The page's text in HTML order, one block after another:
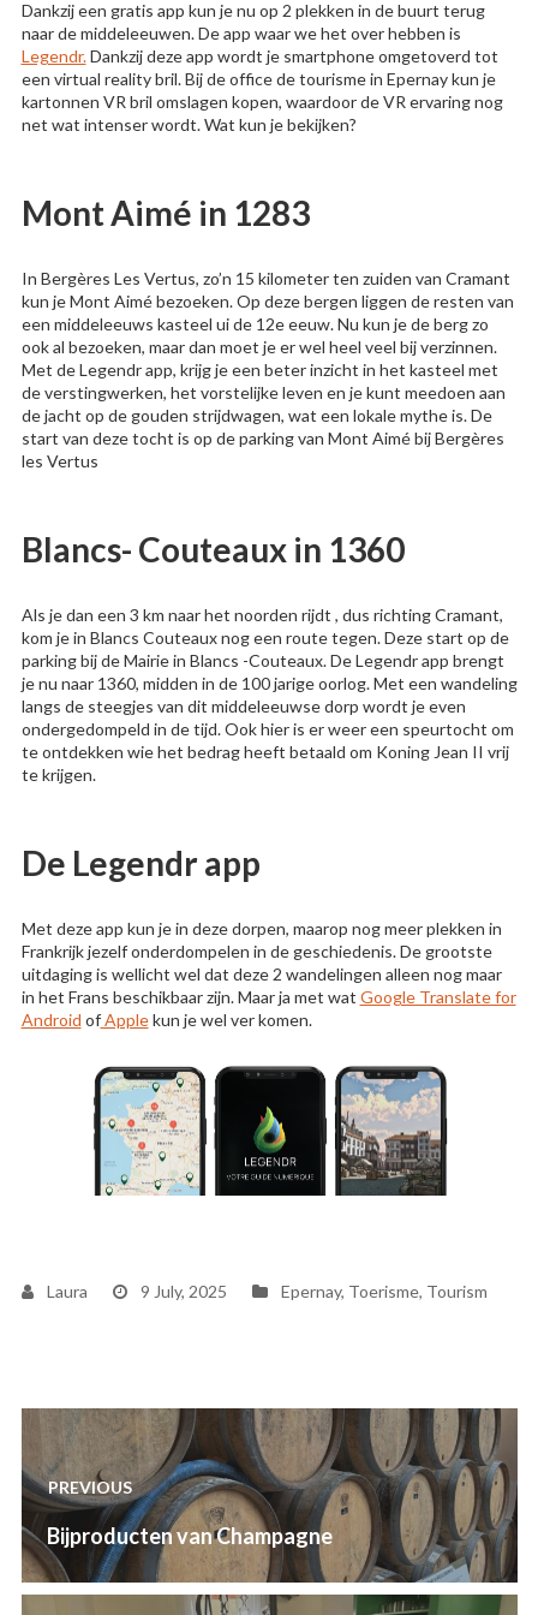
Dankzij een gratis app kun je nu op 2 plekken in de buurt terug
naar de middeleeuwen. De app waar we het over hebben is
Legendr.Dankzij deze app wordt je smartphone omgetoverd tot
een virtual reality bril. Bij de office de tourisme in Epernay kun je
kartonnen VR bril omslagen kopen, waardoor de VR ervaring nog
net wat intenser wordt. Wat kun je bekijken?
Mont Aimé in 1283
In Bergères Les Vertus, zo’n 15 kilometer ten zuiden van Cramant
kun je Mont Aimé bezoeken. Op deze bergen liggen de resten van
een middeleeuws kasteel ui de 12e eeuw. Nu kun je de berg zo
ook al bezoeken, maar dan moet je er wel heel veel bij verzinnen.
Met de Legendr app, krijg je een beter inzicht in het kasteel met
de verstingwerken, het vorstelijke leven en je kunt meedoen aan
de jacht op de gouden strijdwagen, wat een lokale mythe is. De
start van deze tocht is op de parking van Mont Aimé bij Bergères
les Vertus
Blancs- Couteaux in 1360
Als je dan een 3 km naar het noorden rijdt , dus richting Cramant,
kom je in Blancs Couteaux nog een route tegen. Deze start op de
parking bij de Mairie in Blancs -Couteaux. De Legendr app brengt
je nu naar 1360, midden in de 100 jarige oorlog. Met een wandeling
langs de steegjes van dit middeleeuwse dorp wordt je even
ondergedompeld in de tijd. Ook hier is er weer een speurtocht om
te ontdekken wie het bedrag heeft betaald om Koning Jean II vrij
te krijgen.
De Legendr app
Met deze app kun je in deze dorpen, maarop nog meer plekken in
Frankrijk jezelf onderdompelen in de geschiedenis. De grootste
uitdaging is wellicht wel dat deze 2 wandelingen alleen nog maar
in het Frans beschikbaar zijn. Maar ja met wat Google Translate for
Android ofApplekun je wel ver komen.
Laura 9 July, 2025 Epernay, Toerisme, Tourism
Post
navigation
PREVIOUS
Previous
post:
Bijproducten van Champagne